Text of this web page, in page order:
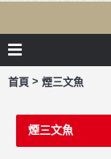
首頁 > 煙三文魚
煙三文魚